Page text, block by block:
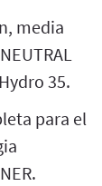
media
35.
para el